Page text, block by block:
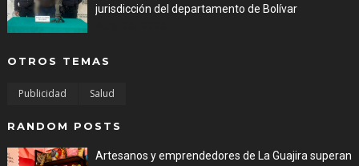
jurisdicción del departamento de Bolívar
OTROS TEMAS
Publicidad Salud
RANDOM POSTS
Artesanos y emprendedores de La Guajira superan